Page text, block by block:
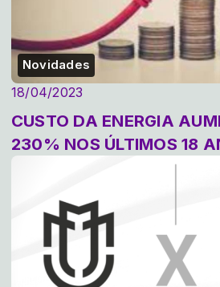
Novidades
18/04/2023
CUSTO DA ENERGIA
230% NOS ÚLTIMOS 18